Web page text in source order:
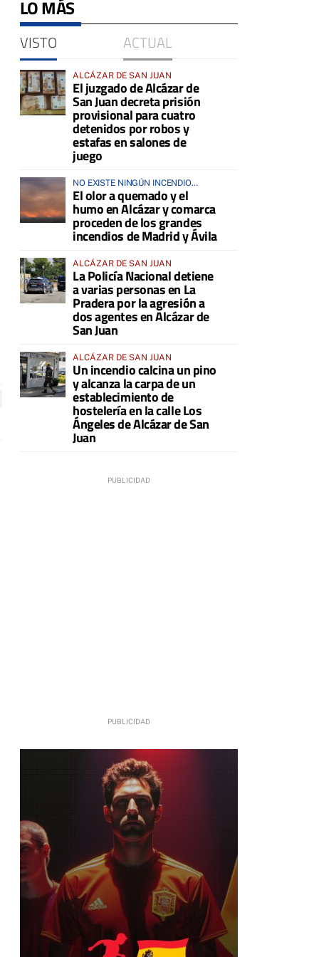
LO MÁS
VISTO ACTUAL
ALCÁZAR DE SAN JUAN
El juzgado de Alcázar de
San Juan decreta prisión
provisional para cuatro
detenidos por robos y
estafas en salones de
juego
NO EXISTE NINGÚN INCENDIO
ACTIVO EN LA COMARCA
El olor a quemado y el
humo en Alcázar y comarca
proceden de los grandes
incendios de Madrid y Ávila
ALCÁZAR DE SAN JUAN
La Policía Nacional detiene
a varias personas en La
Pradera por la agresión a
dos agentes en Alcázar de
San Juan
ALCÁZAR DE SAN JUAN
Un incendio calcina un pino
y alcanza la carpa de un
establecimiento de
hostelería en la calle Los
Ángeles de Alcázar de San
Juan